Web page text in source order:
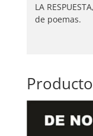
LA
de poemas.